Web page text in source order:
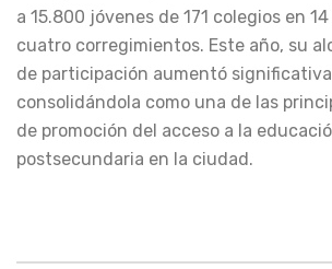
a 15.800 jóvenes de 171 colegios en
cuatro corregimientos. Este año, su
de participación aumentó
consolidándola como una de las
de promoción del acceso a la
postsecundaria en la ciudad.